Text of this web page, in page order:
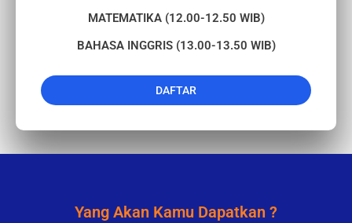
MATEMATIKA (12.00-12.50 WIB)​
BAHASA INGGRIS (13.00-13.50 WIB)
DAFTAR
Yang Akan Kamu Dapatkan ?